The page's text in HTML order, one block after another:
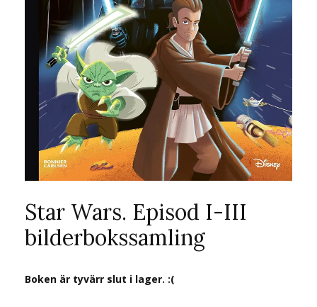
Star Wars. Episod I-III
bilderbokssamling
Boken är tyvärr slut i lager. :(